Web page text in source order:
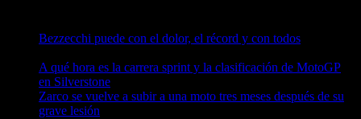
Bezzecchi puede con el dolor, el récord y con todos
A qué hora es la carrera sprint y la clasificación de MotoGP
en Silverstone
Zarco se vuelve a subir a una moto tres meses después de su
grave lesión